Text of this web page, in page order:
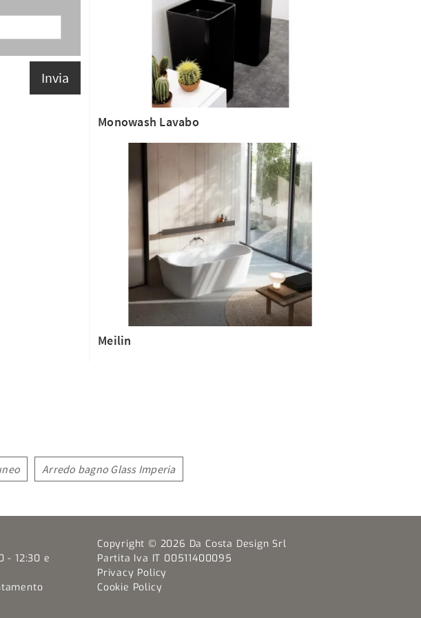
Invia
Monowash Lavabo
Meilin
Arredo bagno Glass Imperia
- 12:30 e
Copyright © 2026 Da Costa Design Srl
Partita Iva IT 00511400095
Privacy Policy
Cookie Policy